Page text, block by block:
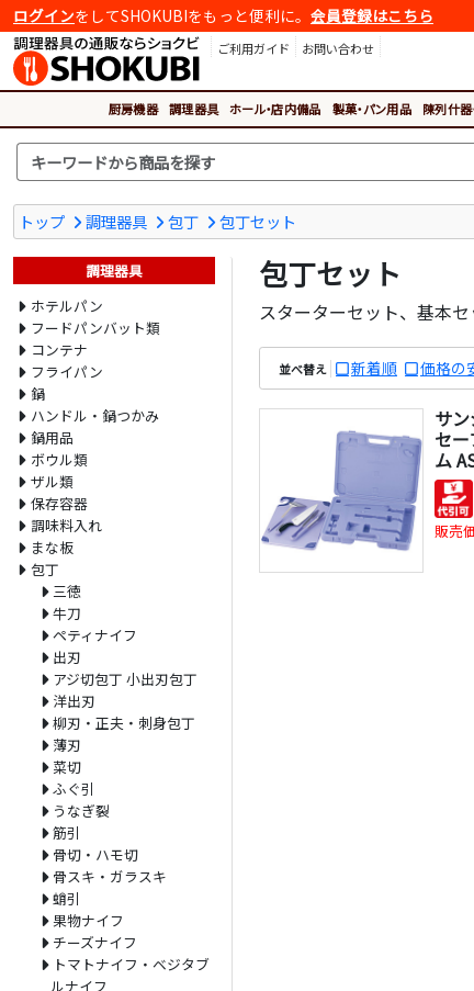
ログインをしてSHOKUBIをもっと便利に。 会員登録はこちら
ご利用ガイド
お問い合わせ
厨房機器 調理器具 ホール・店内備品 製菓・パン用品 陳列什器
トップ 調理器具 包丁 包丁セット
包丁セット
スターターセット、基本セ
並べ替え 新着順 価格の
サ
セ
ム
販売
調理器具
ホテルパン
フードパンバット類
コンテナ
フライパン
鍋
ハンドル・鍋つかみ
鍋用品
ボウル類
ザル類
保存容器
調味料入れ
まな板
包丁
三徳
牛刀
ペティナイフ
出刃
アジ切包丁 小出刃包丁
洋出刃
柳刃・正夫・刺身包丁
薄刃
菜切
ふぐ引
うなぎ裂
筋引
骨切・ハモ切
骨スキ・ガラスキ
蛸引
果物ナイフ
チーズナイフ
トマトナイフ・ベジタブ
ルナイフ